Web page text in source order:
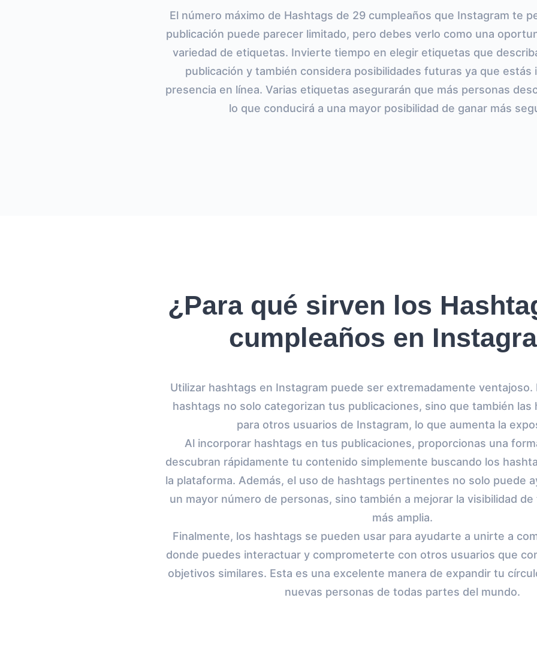
El número máximo de Hashtags de 29 cumpleaños que Instagram te
publicación puede parecer limitado, pero debes verlo como una
variedad de etiquetas. Invierte tiempo en elegir etiquetas que
publicación y también considera posibilidades futuras ya que
presencia en línea. Varias etiquetas asegurarán que más personas
lo que conducirá a una mayor posibilidad de ganar más
¿Para qué sirven los
cumpleaños en
Utilizar hashtags en Instagram puede ser extremadamente ventajoso.
hashtags no solo categorizan tus publicaciones, sino que también las
para otros usuarios de Instagram, lo que aumenta la
Al incorporar hashtags en tus publicaciones, proporcionas una
descubran rápidamente tu contenido simplemente buscando los
la plataforma. Además, el uso de hashtags pertinentes no solo puede
un mayor número de personas, sino también a mejorar la visibilidad
más amplia.
Finalmente, los hashtags se pueden usar para ayudarte a unirte a
donde puedes interactuar y comprometerte con otros usuarios que
objetivos similares. Esta es una excelente manera de expandir tu
nuevas personas de todas partes del mundo.